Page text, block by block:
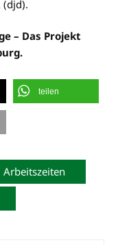
(djd).
– Das Projekt
teilen
Arbeitszeiten